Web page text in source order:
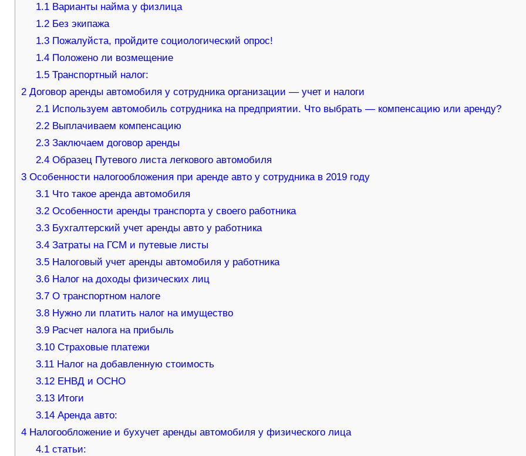
1.1 Варианты найма у физлица
1.2 Без экипажа
1.3 Пожалуйста, пройдите социологический опрос!
1.4 Положено ли возмещение
1.5 Транспортный налог:
2Договор аренды автомобиля у сотрудника организации — учет и налоги
2.1 Используем автомобиль сотрудника на предприятии. Что выбрать — компенсацию или аренду?
2.2 Выплачиваем компенсацию
2.3 Заключаем договор аренды
2.4 Образец Путевого листа легкового автомобиля
3Особенности налогообложения при аренде авто у сотрудника в 2019 году
3.1 Что такое аренда автомобиля
3.2 Особенности аренды транспорта у своего работника
3.3 Бухгалтерский учет аренды авто у работника
3.4 Затраты на ГСМ и путевые листы
3.5 Налоговый учет аренды автомобиля у работника
3.6 Налог на доходы физических лиц
3.7 О транспортном налоге
3.8 Нужно ли платить налог на имущество
3.9 Расчет налога на прибыль
3.10 Страховые платежи
3.11 Налог на добавленную стоимость
3.12 ЕНВД и ОСНО
3.13 Итоги
3.14 Аренда авто:
4Налогообложение и бухучет аренды автомобиля у физического лица
4.1 статьи: